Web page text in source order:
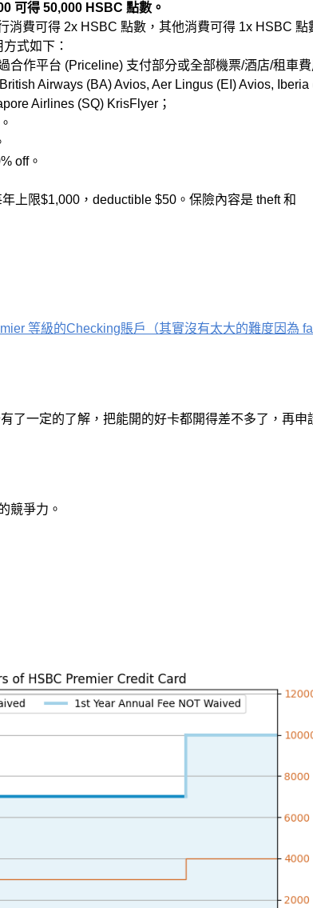
可得 50,000 HSBC 點數。
消費可得 2x HSBC 點數，其他消費可得 1x HSBC 點
式如下：
合作平台 (Priceline) 支付部分或全部機票/酒店/租車費
Airways (BA) Avios, Aer Lingus (EI) Avios, Iberia
Airlines (SQ) KrisFlyer；
off。
上限$1,000，deductible $50。保險內容是 theft 和
等級的Checking賬戶（其實沒有太大的難度因為
了一定的了解，把能開的好卡都開得差不多了，再申
競爭力。